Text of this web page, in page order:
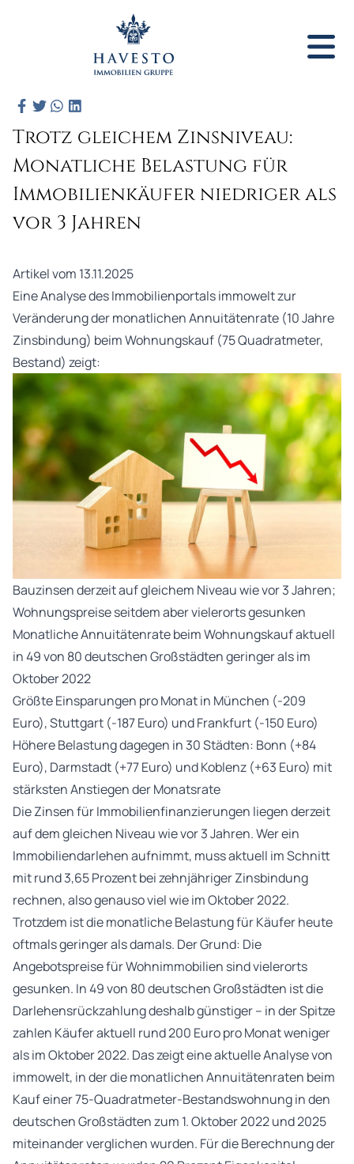
Trotz gleichem Zinsniveau:
Monatliche Belastung für
Immobilienkäufer niedriger als
vor 3 Jahren
Artikel vom 13.11.2025
Eine Analyse des Immobilienportals immowelt zur
Veränderung der monatlichen Annuitätenrate (10 Jahre
Zinsbindung) beim Wohnungskauf (75 Quadratmeter,
Bestand) zeigt:
Bauzinsen derzeit auf gleichem Niveau wie vor 3 Jahren;
Wohnungspreise seitdem aber vielerorts gesunken
Monatliche Annuitätenrate beim Wohnungskauf aktuell
in 49 von 80 deutschen Großstädten geringer als im
Oktober 2022
Größte Einsparungen pro Monat in München (-209
Euro), Stuttgart (-187 Euro) und Frankfurt (-150 Euro)
Höhere Belastung dagegen in 30 Städten: Bonn (+84
Euro), Darmstadt (+77 Euro) und Koblenz (+63 Euro) mit
stärksten Anstiegen der Monatsrate
Die Zinsen für Immobilienfinanzierungen liegen derzeit
auf dem gleichen Niveau wie vor 3 Jahren. Wer ein
Immobiliendarlehen aufnimmt, muss aktuell im Schnitt
mit rund 3,65 Prozent bei zehnjähriger Zinsbindung
rechnen, also genauso viel wie im Oktober 2022.
Trotzdem ist die monatliche Belastung für Käufer heute
oftmals geringer als damals. Der Grund: Die
Angebotspreise für Wohnimmobilien sind vielerorts
gesunken. In 49 von 80 deutschen Großstädten ist die
Darlehensrückzahlung deshalb günstiger – in der Spitze
zahlen Käufer aktuell rund 200 Euro pro Monat weniger
als im Oktober 2022. Das zeigt eine aktuelle Analyse von
immowelt, in der die monatlichen Annuitätenraten beim
Kauf einer 75-Quadratmeter-Bestandswohnung in den
deutschen Großstädten zum 1. Oktober 2022 und 2025
miteinander verglichen wurden. Für die Berechnung der